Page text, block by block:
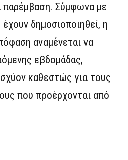
παρέμβαση. Σύμφωνα με
δημοσιοποιηθεί, η
αναμένεται να
εβδομάδας,
καθεστώς για τους
που προέρχονται από